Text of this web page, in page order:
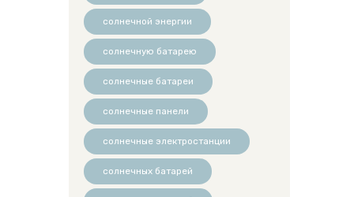
солнечной энергии
солнечную батарею
солнечные батареи
солнечные панели
солнечные электростанции
солнечных батарей